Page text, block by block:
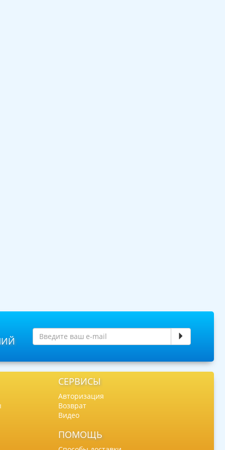
СЕРВИСЫ
Авторизация
Возврат
Видео
ПОМОЩЬ